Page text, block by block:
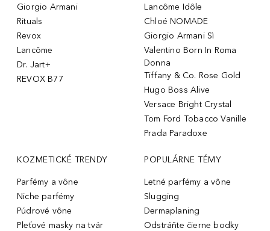
Giorgio Armani
Rituals
Revox
Lancôme
Dr. Jart+
REVOX B77
Lancôme Idôle
Chloé NOMADE
Giorgio Armani Sì
Valentino Born In Roma
Donna
Tiffany & Co. Rose Gold
Hugo Boss Alive
Versace Bright Crystal
Tom Ford Tobacco Vanille
Prada Paradoxe
KOZMETICKÉ TRENDY
Parfémy a vône
Niche parfémy
Púdrové vône
Pleťové masky na tvár
POPULÁRNE TÉMY
Letné parfémy a vône
Slugging
Dermaplaning
Odstráňte čierne bodky